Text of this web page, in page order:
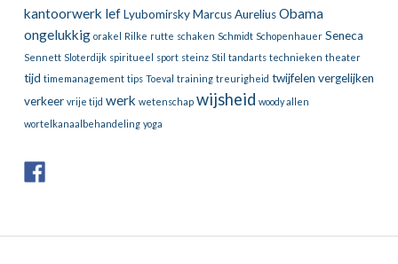
kantoorwerk lefLyubomirskyMarcus AureliusObama
ongelukkig orakel Rilke rutte schaken Schmidt Schopenhauer Seneca
Sennett Sloterdijk spiritueel sport steinz Stil tandarts technieken theater
tijd timemanagement tips Toeval training treurigheid twijfelen vergelijken
verkeer vrije tijd werk wetenschap wijsheid woody allen
wortelkanaalbehandeling yoga